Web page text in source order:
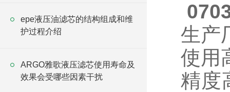
epe液压油滤芯的结构组成和维
护过程介绍
ARGO雅歌液压滤芯使用寿命及
效果会受哪些因素干扰
生产
使用
精度